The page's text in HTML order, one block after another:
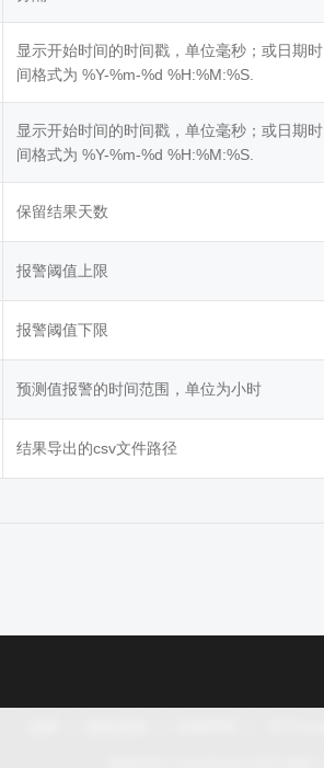
显示开始时间的时间戳，单位毫秒；或日期时
间格式为 %Y-%m-%d %H:%M:%S.
显示开始时间的时间戳，单位毫秒；或日期时
间格式为 %Y-%m-%d %H:%M:%S.
保留结果天数
报警阈值上限
报警阈值下限
预测值报警的时间范围，单位为小时
结果导出的csv文件路径